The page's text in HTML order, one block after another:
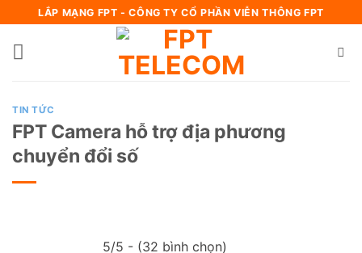
LẮP MẠNG FPT - CÔNG TY CỔ PHẦN VIỄN THÔNG FPT
TIN TỨC
FPT Camera hỗ trợ địa phương
chuyển đổi số
5/5 - (32 bình chọn)